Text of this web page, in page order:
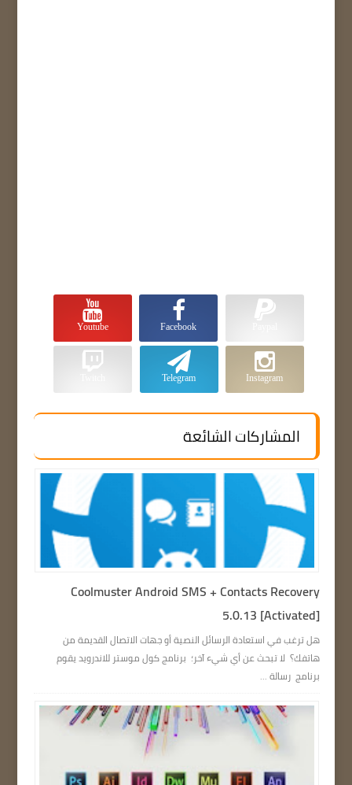
Facebook
Youtube
Instagram
Telegram
المشاركات الشائعة
Coolmuster Android SMS + Contacts Recovery
5.0.13 [Activated]
هل ترغب في استعادة الرسائل النصية أو جهات الاتصال القديمة من
هاتفك؟ لا تبحث عن أي شيء آخر؛ برنامج كول موستر للاندرويد يقوم
برنامج رسالة ...